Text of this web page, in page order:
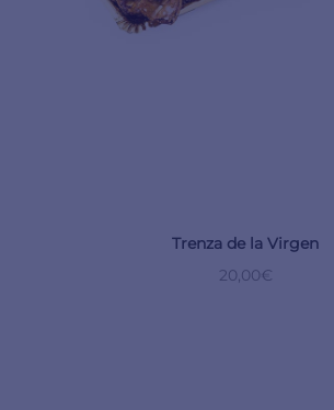
Trenza de la Virgen
20,00€